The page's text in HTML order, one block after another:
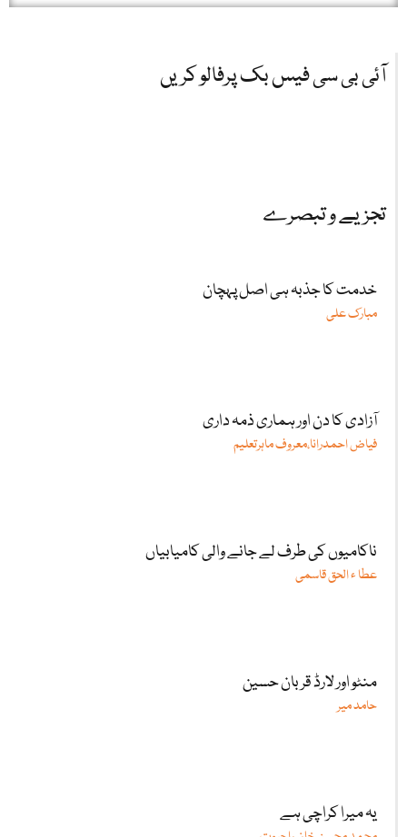
آئی بی سی فیس بک پرفالو کریں
تجزیے و تبصرے
خدمت کا جذبہ ہی اصل پہچان
مبارک علی
آزادی کا دن اور ہماری ذمہ داری
فیاض احمدرانا،معروف ماہرتعلیم
ناکامیوں کی طرف لے جانے والی کامیابیاں
عطا ء الحق قاسمی
منٹو اور لارڈ قربان حسین
حامد میر
یہ میرا کراچی ہے